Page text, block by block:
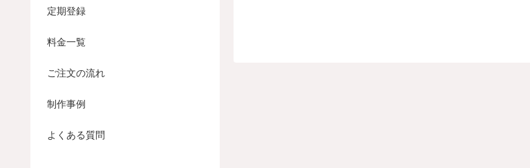
定期登録
料金一覧
ご注文の流れ
制作事例
よくある質問